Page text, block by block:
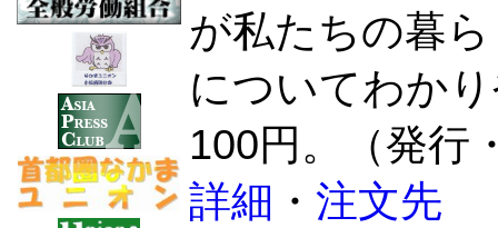
が私たちの暮
についてわか
100円。（発行
詳細 ・ 注文先